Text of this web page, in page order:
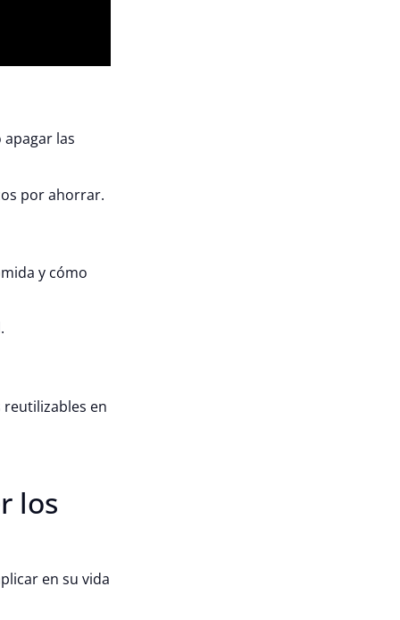
las
por ahorrar.
y cómo
en
los
en su vida